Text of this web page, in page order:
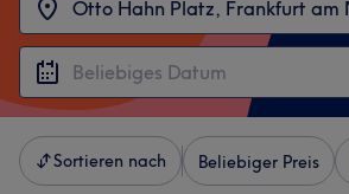
Sortieren nach Beliebiger Preis